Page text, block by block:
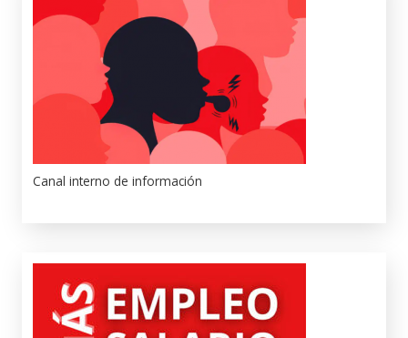
Canal interno de información